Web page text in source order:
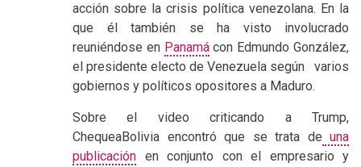
acción sobre la crisis política venezolana. En la
que él también se ha visto involucrado
reuniéndose en Panamácon Edmundo González,
el presidente electo de Venezuela según varios
gobiernos y políticos opositores a Maduro.
Sobre el video criticando a Trump,
ChequeaBolivia encontró que se trata de una
publicación en conjunto con el empresario y